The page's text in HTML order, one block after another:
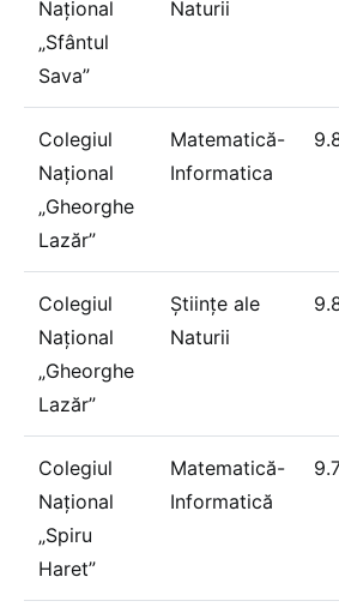
Național
„Sfântul
Sava”
Naturii
Colegiul
Național
„Gheorghe
Lazăr”
Matematică-
Informatica
Colegiul
Național
„Gheorghe
Lazăr”
Științe ale
Naturii
Colegiul
Național
„Spiru
Haret”
Matematică-
Informatică